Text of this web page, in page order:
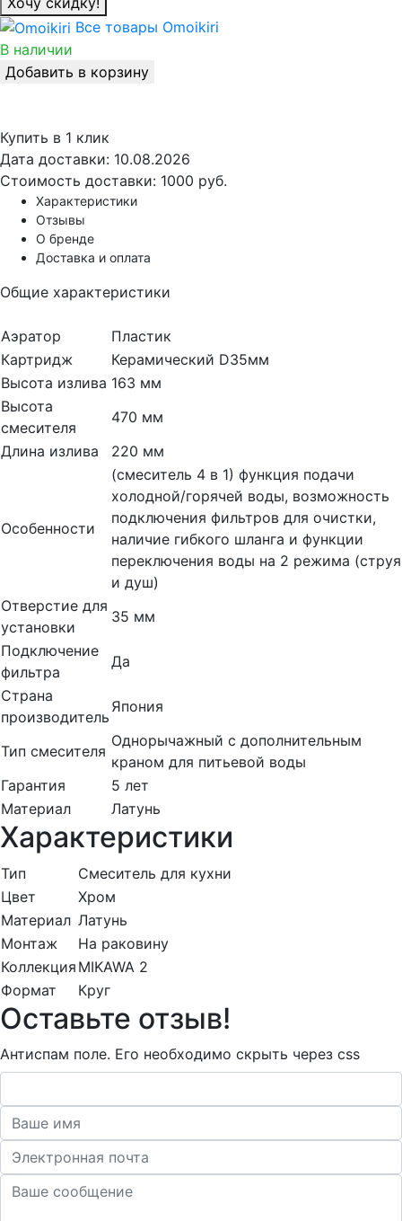
Все товары Omoikiri
В наличии
Добавить в корзину
Купить в 1 клик
Дата доставки: 10.08.2026
Стоимость доставки: 1000 руб.
Характеристики
Отзывы
О бренде
Доставка и оплата
Общие характеристики
Аэратор
Пластик
Картридж
Керамический D35мм
Высота излива 163 мм
Высота
смесителя
470 мм
Длина излива
220 мм
Особенности
(смеситель 4 в 1) функция подачи
холодной/горячей воды, возможность
подключения фильтров для очистки,
наличие гибкого шланга и функции
переключения воды на 2 режима (струя
и душ)
Отверстие для
установки
35 мм
Подключение
фильтра
Да
Страна
производитель
Япония
Тип смесителя
Однорычажный с дополнительным
краном для питьевой воды
Гарантия
5 лет
Материал
Латунь
Характеристики
Тип
Смеситель для кухни
Цвет
Хром
Материал Латунь
Монтаж
На раковину
Коллекция MIKAWA 2
Формат
Круг
Оставьте отзыв!
Антиспам поле. Его необходимо скрыть через css